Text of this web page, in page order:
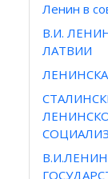
Ленин в
В.И.
ЛАТВИИ